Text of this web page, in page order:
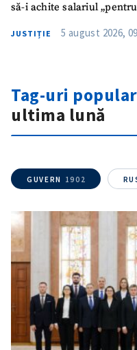
să-i achite salariul
JUSTIȚIE 5 august 2026,
Tag-uri
ultima lună
GUVERN 1902